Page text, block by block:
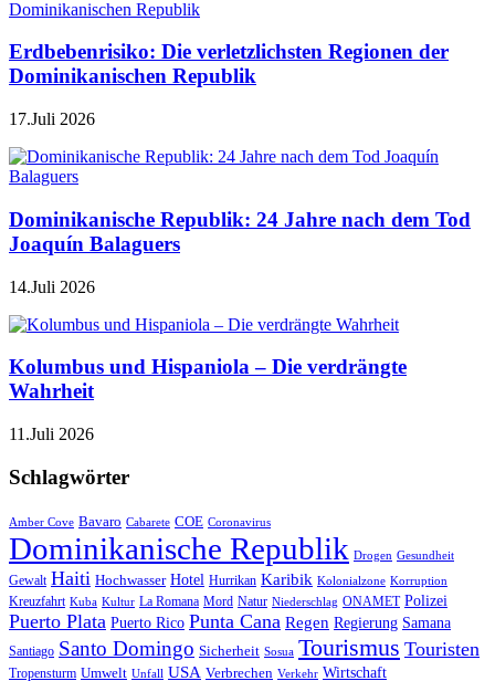
Erdbebenrisiko: Die verletzlichsten Regionen der
Dominikanischen Republik
17.Juli 2026
Dominikanische Republik: 24 Jahre nach dem Tod
Joaquín Balaguers
14.Juli 2026
Kolumbus und Hispaniola – Die verdrängte
Wahrheit
11.Juli 2026
Schlagwörter
Amber Cove Bavaro Cabarete COE Coronavirus
Dominikanische Republik Drogen Gesundheit
Gewalt Haiti Hochwasser Hotel Hurrikan Karibik Kolonialzone Korruption
Kreuzfahrt Kuba Kultur La Romana Mord Natur Niederschlag ONAMET Polizei
Puerto Plata Puerto Rico Punta Cana Regen Regierung Samana
Santiago Santo Domingo Sicherheit Sosua Tourismus Touristen
Tropensturm Umwelt Unfall USA Verbrechen Verkehr Wirtschaft